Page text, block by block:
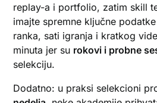
replay-a i portfolio, zatim skill
imajte spremne ključne
ranka, sati igranja i kratkog
minuta jer su rokovi i probne
selekciju.
Dodatno: u praksi selekcioni